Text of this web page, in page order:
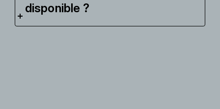
disponible ?